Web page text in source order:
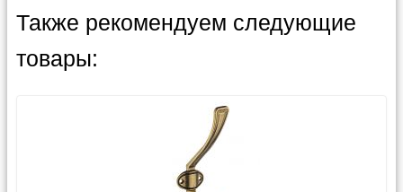
Также рекомендуем следующие
товары: